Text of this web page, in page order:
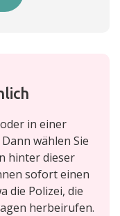
in einer
wählen Sie
hinter dieser
sofort einen
die Polizei, die
herbeirufen.